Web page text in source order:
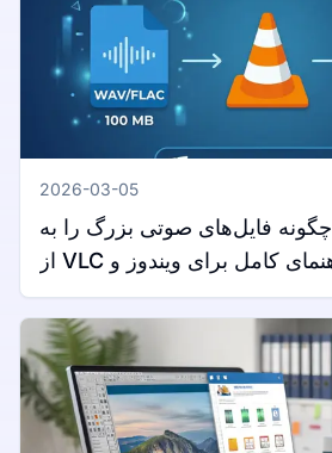
2026-03-05
چگونه فایل‌های صوتی بزرگ را به MP3 با استفاده
از VLC فشرده کنیم: راهنمای کامل برای ویندوز و
مک